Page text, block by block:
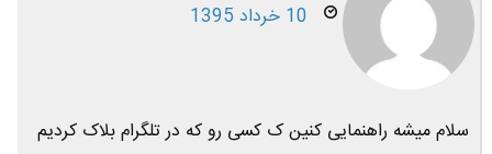
10 خرداد 1395
سلام میشه راهنمایی کنین ک کسی رو که در تلگرام بلاک کردیم